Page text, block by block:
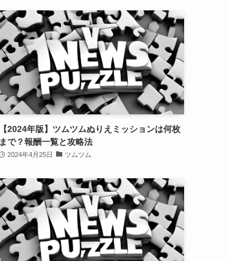
【2024年版】ツムツムぬりえミッションは何枚
まで？報酬一覧と攻略法
2024年4月25日 ツムツム